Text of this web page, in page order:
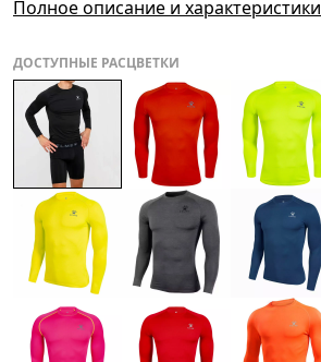
Полное описание и характеристики
ДОСТУПНЫЕ РАСЦВЕТКИ